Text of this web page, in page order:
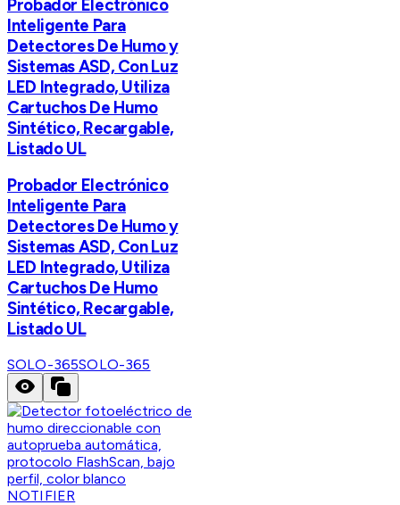
Probador Electrónico
Inteligente Para
Detectores De Humo y
Sistemas ASD, Con Luz
LED Integrado, Utiliza
Cartuchos De Humo
Sintético, Recargable,
Listado UL
Probador Electrónico
Inteligente Para
Detectores De Humo y
Sistemas ASD, Con Luz
LED Integrado, Utiliza
Cartuchos De Humo
Sintético, Recargable,
Listado UL
SOLO-365SOLO-365
NOTIFIER